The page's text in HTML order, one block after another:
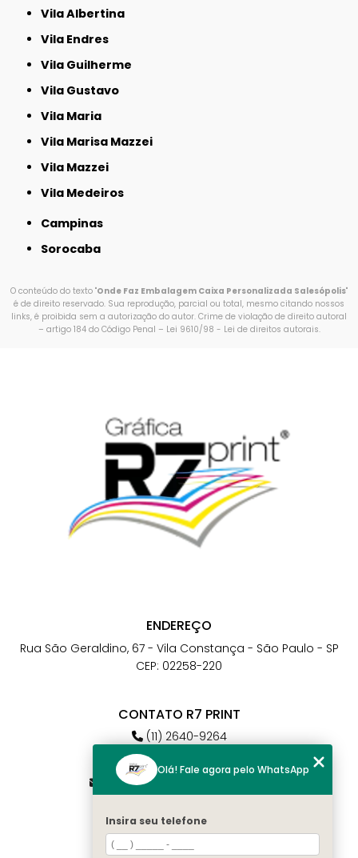
Vila Albertina
Vila Endres
Vila Guilherme
Vila Gustavo
Vila Maria
Vila Marisa Mazzei
Vila Mazzei
Vila Medeiros
Campinas
Sorocaba
O conteúdo do texto "Onde Faz Embalagem Caixa Personalizada Salesópolis"
é de direito reservado. Sua reprodução, parcial ou total, mesmo citando nossos
links, é proibida sem a autorização do autor. Crime de violação de direito autoral
– artigo 184 do Código Penal – Lei 9610/98 - Lei de direitos autorais.
ENDEREÇO
Rua São Geraldino, 67 - Vila Constança - São Paulo - SP
CEP: 02258-220
CONTATO R7 PRINT
(11) 2640-9264
(11) 98784-6664
atendimento@r7print.com.br
MENU
Home
Olá! Fale agora pelo WhatsApp
Insira seu telefone